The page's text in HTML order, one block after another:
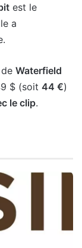
est le
a
de Waterfield
$ (soit 44 €)
le clip.